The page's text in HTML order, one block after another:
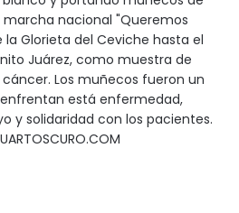
nacional "Queremos
Glorieta del Ceviche hasta el
Juárez, como muestra de
Los muñecos fueron un
está enfermedad,
y solidaridad con los pacientes.